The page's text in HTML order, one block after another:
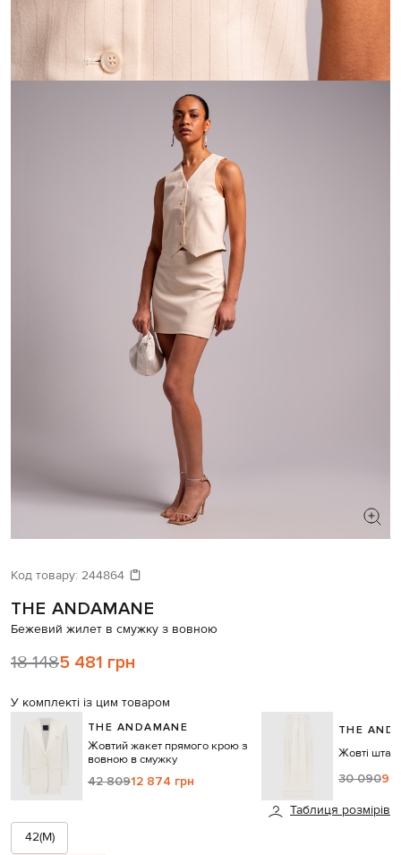
Давайте підберемо щось ще
Код товару: 244864
THE ANDAMANE
Бежевий жилет в смужку з вовною
18 1485 481 грн
У комплекті із цим товаром
THE ANDAMANE
Жовтий жакет прямого крою з
вовною в смужку
42 80912 874 грн
THE
Жовті
30 0909
Таблиця розмірів
42(M)